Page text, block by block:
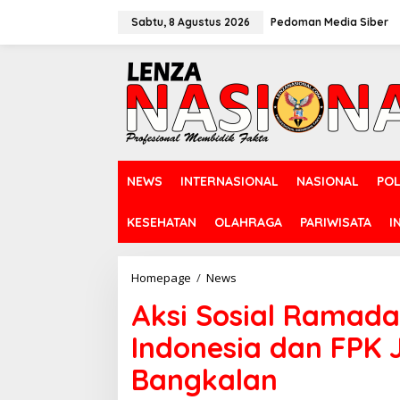
Sabtu, 8 Agustus 2026 Pedoman Media Siber
NEWS INTERNASIONAL NASIONAL
KESEHATAN OLAHRAGA PARIWISATA
Homepage / News
s
i
S
o
s
i
Aksi Sosial
Indonesia dan
Bangkalan